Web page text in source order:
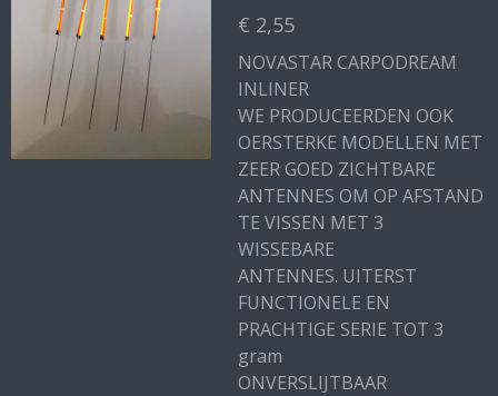
€ 2,55
NOVASTAR CARPODREAM
INLINER
WE PRODUCEERDEN OOK
OERSTERKE MODELLEN MET
ZEER GOED ZICHTBARE
ANTENNES OM OP AFSTAND
TE VISSEN MET 3
WISSEBARE
ANTENNES. UITERST
FUNCTIONELE EN
PRACHTIGE SERIE TOT 3
gram
ONVERSLIJTBAAR